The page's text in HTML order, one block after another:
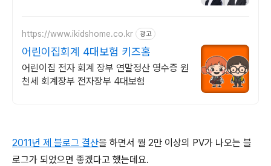
https://www.ikidshome.co.kr 광고
어린이집회계 4대보험 키즈홈
어린이집 전자 회계 장부 연말정산 영수증 원
천세 회계장부 전자장부 4대보험
2011년 제 블로그 결산을 하면서 월 2만 이상의 PV가 나오는 블
로그가 되었으면 좋겠다고 했는데요.